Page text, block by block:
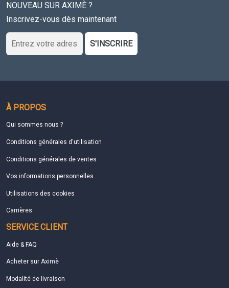
NOUVEAU SUR AXIMÈ ?
Inscrivez-vous dès maintenant
S'INSCRIRE
À PROPOS
Qui sommes nous ?
Conditions générales d'utilisation
Conditions générales de ventes
Vos informations personnelles
Utilisations des cookies
Carrières
SERVICE CLIENT
Aide & FAQ
Acheter sur Aximè
Modalité de livraison